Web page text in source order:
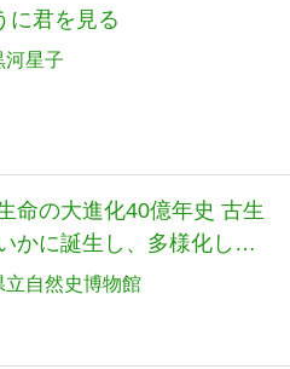
に君を見る
河星子
命の大進化40億年史 古生
かに誕生し、多様化した
ックス)
立自然史博物館